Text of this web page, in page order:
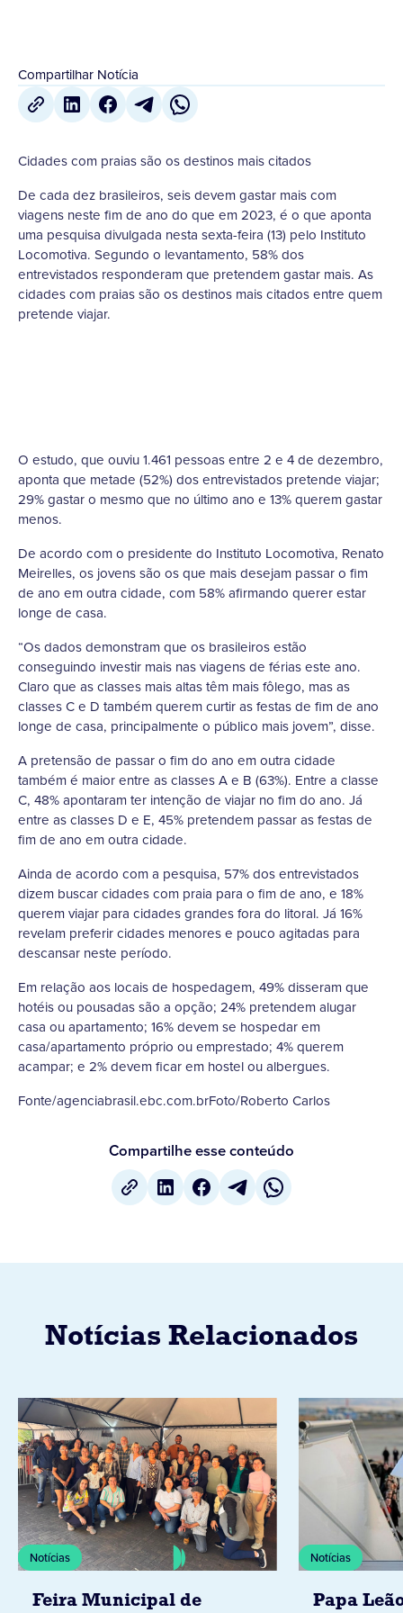
Compartilhar Notícia
Cidades com praias são os destinos mais citados
De cada dez brasileiros, seis devem gastar mais com
viagens neste fim de ano do que em 2023, é o que aponta
uma pesquisa divulgada nesta sexta-feira (13) pelo Instituto
Locomotiva. Segundo o levantamento, 58% dos
entrevistados responderam que pretendem gastar mais. As
cidades com praias são os destinos mais citados entre quem
pretende viajar.
O estudo, que ouviu 1.461 pessoas entre 2 e 4 de dezembro,
aponta que metade (52%) dos entrevistados pretende viajar;
29% gastar o mesmo que no último ano e 13% querem gastar
menos.
De acordo com o presidente do Instituto Locomotiva, Renato
Meirelles, os jovens são os que mais desejam passar o fim
de ano em outra cidade, com 58% afirmando querer estar
longe de casa.
“Os dados demonstram que os brasileiros estão
conseguindo investir mais nas viagens de férias este ano.
Claro que as classes mais altas têm mais fôlego, mas as
classes C e D também querem curtir as festas de fim de ano
longe de casa, principalmente o público mais jovem”, disse.
A pretensão de passar o fim do ano em outra cidade
também é maior entre as classes A e B (63%). Entre a classe
C, 48% apontaram ter intenção de viajar no fim do ano. Já
entre as classes D e E, 45% pretendem passar as festas de
fim de ano em outra cidade.
Ainda de acordo com a pesquisa, 57% dos entrevistados
dizem buscar cidades com praia para o fim de ano, e 18%
querem viajar para cidades grandes fora do litoral. Já 16%
revelam preferir cidades menores e pouco agitadas para
descansar neste período.
Em relação aos locais de hospedagem, 49% disseram que
hotéis ou pousadas são a opção; 24% pretendem alugar
casa ou apartamento; 16% devem se hospedar em
casa/apartamento próprio ou emprestado; 4% querem
acampar; e 2% devem ficar em hostel ou albergues.
Fonte/agenciabrasil.ebc.com.brFoto/Roberto Carlos
Compartilhe esse conteúdo
Notícias Relacionados
Notícias
Feira Municipal de
Notícias
Papa